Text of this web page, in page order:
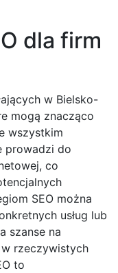
dla firm
w Bielsko-
mogą znacząco
wszystkim
prowadzi do
co
SEO można
usług lub
szanse na
rzeczywistych
to